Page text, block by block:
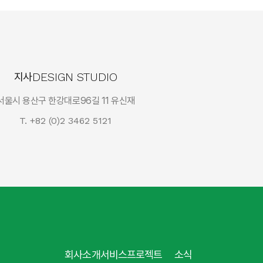
지사DESIGN STUDIO
울시 용산구 한강대로96길 11 유신재
T. +82 (0)2 3462 5121
회사소개서비스프로젝트 소식